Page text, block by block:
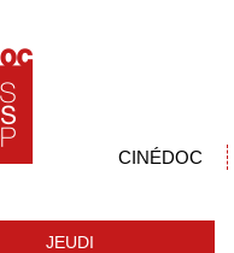
CINÉDOC
JEUDI